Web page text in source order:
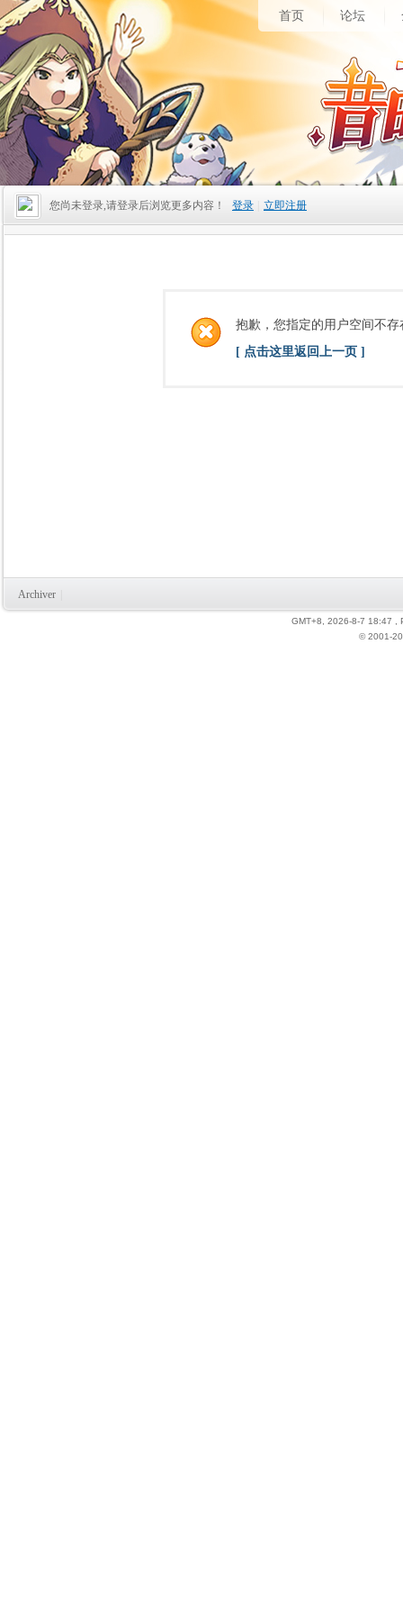
首页 论坛
您尚未登录,请登录后浏览更多内容！ 登录 立即注册
抱歉，您指定的用户空间不存
[ 点击这里返回上一页 ]
Archiver
GMT+8, 2026-8-7 18:47
© 2001-